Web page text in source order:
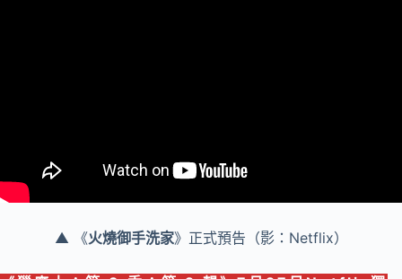
▲ 《火燒御手洗家》正式預告（影：Netflix）